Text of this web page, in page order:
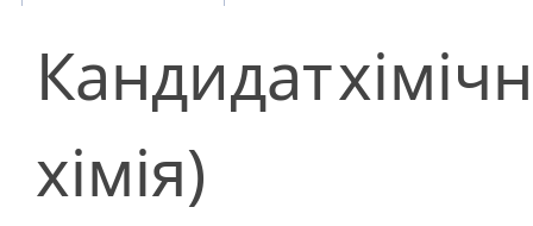
Кандидат
хімія)